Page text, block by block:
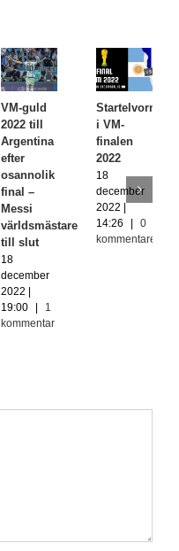
VM-guld
2022 till
Argentina
efter
osannolik
final –
Messi
världsmästare
till slut
18
december
2022 |
19:00
1
kommentar
Startelvorna
i VM-
finalen
2022
18
december
2022 |
14:26
0
kommentarer